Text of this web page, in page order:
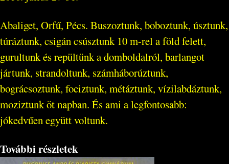
Abaliget, Orfű, Pécs. Buszoztunk, boboztunk, úsztunk,
túráztunk, csigán csúsztunk 10 m-rel a föld felett,
gurultunk és repültünk a domboldalról, barlangot
jártunk, strandoltunk, számháborúztunk,
bográcsoztunk, fociztunk, métáztunk, vízilabdáztunk,
moziztunk öt napban. És ami a legfontosabb:
jókedvűen együtt voltunk.​
További részletek